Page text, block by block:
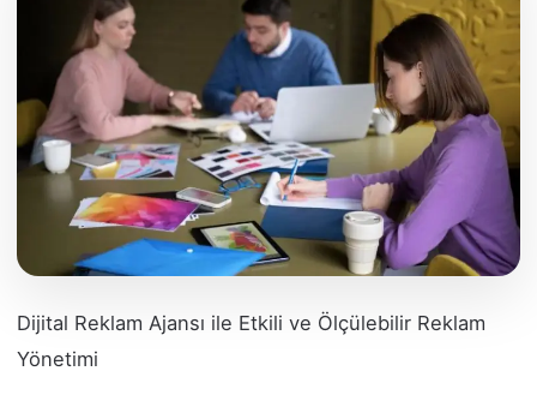
Dijital Reklam Ajansı ile Etkili ve Ölçülebilir Reklam
Yönetimi